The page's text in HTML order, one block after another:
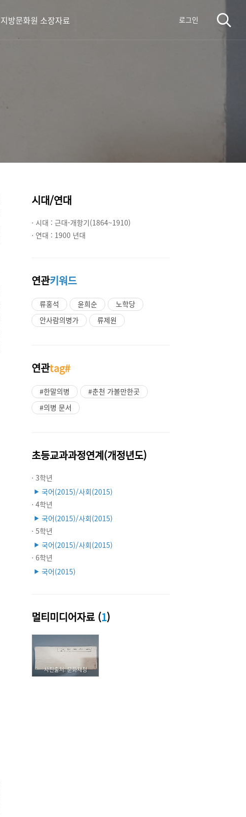
지방문화원 소장자료 로그인
시대/연대
· 시대 : 근대-개항기(1864~1910)
· 연대 : 1900 년대
연관키워드
류홍석 윤희순
노학당
안사람의병가
류제원
연관tag#
#한말의병
#춘천 가볼만한곳
#의병 문서
초등교과과정연계(개정년도)
· 3학년
▶ 국어(2015)/사회(2015)
· 4학년
▶ 국어(2015)/사회(2015)
· 5학년
▶ 국어(2015)/사회(2015)
· 6학년
▶ 국어(2015)
멀티미디어자료 (1)
사진출처: 문화재청